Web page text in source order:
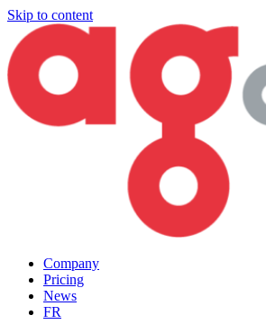
Skip to content
Company
Pricing
News
FR